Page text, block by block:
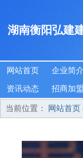
湖南衡阳弘建
网站首页 企业简介
资讯动态 招商加盟
当前位置： 网站首页